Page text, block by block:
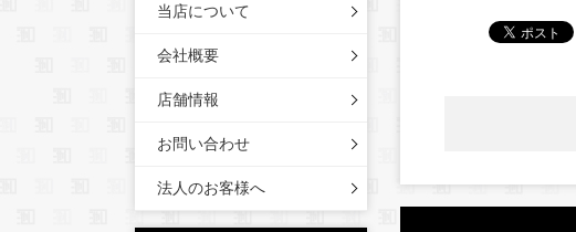
当店について
会社概要
店舗情報
お問い合わせ
法人のお客様へ